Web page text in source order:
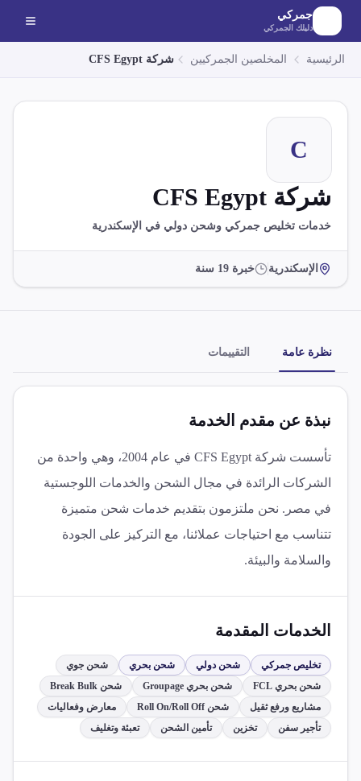
الانتقال إلى المحتوى الرئيسي
جمركي
دليلك الجمركي
الرئيسية المخلصين الجمركيين شركة CFS Egypt
C
شركة CFS Egypt
خدمات تخليص جمركي وشحن دولي في الإسكندرية
الإسكندرية خبرة 19 سنة
نظرة عامة التقييمات
نبذة عن مقدم الخدمة
تأسست شركة CFS Egypt في عام 2004، وهي واحدة من
الشركات الرائدة في مجال الشحن والخدمات اللوجستية
في مصر. نحن ملتزمون بتقديم خدمات شحن متميزة
تتناسب مع احتياجات عملائنا، مع التركيز على الجودة
والسلامة والبيئة.
الخدمات المقدمة
تخليص جمركي شحن دولي شحن بحري
شحن جوي
شحن بحري FCL
شحن بحري Groupage
شحن Break Bulk
مشاريع ورفع ثقيل
شحن Roll On/Roll Off
معارض وفعاليات
تأجير سفن
تخزين تأمين الشحن تعبئة وتغليف